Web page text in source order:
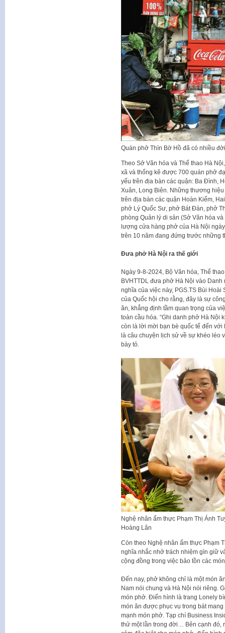
Quán phở Thìn Bờ Hồ đã có nhiều
Theo Sở Văn hóa và Thể thao Hà
xã và thống kê được 700 quán phở
yếu trên địa bàn các quận: Ba Đình,
Xuân, Long Biên. Những thương
trên địa bàn các quận Hoàn Kiếm,
phở Lý Quốc Sư, phở Bát Đàn, phở
phòng Quản lý di sản (Sở Văn hóa
lượng cửa hàng phở của Hà Nội
trên 10 năm đang đứng trước những
Đưa phởHà Nộira thếgiới
Ngày 9-8-2024, Bộ Văn hóa, Thể
BVHTTDL đưa phở Hà Nội vào
nghĩa của việc này, PGS.TS Bùi
của Quốc hội cho rằng, đây là sự
ăn, khẳng định tầm quan trọng của
toàn cầu hóa. “Ghi danh phở Hà Nội
còn là lời mời bạn bè quốc tế đến với
là câu chuyện lịch sử về sự khéo léo
bày tỏ.
Nghệ nhân ẩm thực Phạm Thị Ánh
Hoàng Lân
Còn theo Nghệ nhân ẩm thực Phạm
nghĩa nhắc nhở trách nhiệm gìn giữ
cộng đồng trong việc bảo tồn các
Đến nay, phở không chỉ là một món
Nam nói chung và Hà Nội nói riêng.
món phở. Điển hình là trang Lonely
món ăn được phục vụ trong bát
mạnh món phở. Tạp chí Business
thử một lần trong đời… Bên cạnh đó,